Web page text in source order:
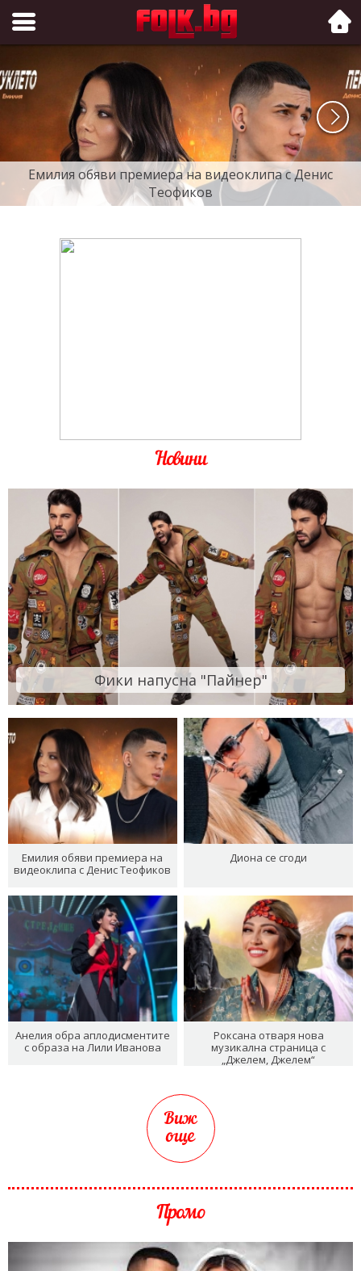
Folk.bg
Емилия обяви премиера на видеоклипа с Денис
Теофиков
Новини
Фики напусна "Пайнер"
Емилия обяви премиера на
видеоклипа с Денис Теофиков
Диона се сгоди
Анелия обра аплодисментите
с образа на Лили Иванова
Роксана отваря нова
музикална страница с
„Джелем, Джелем“
Виж
още
Промо